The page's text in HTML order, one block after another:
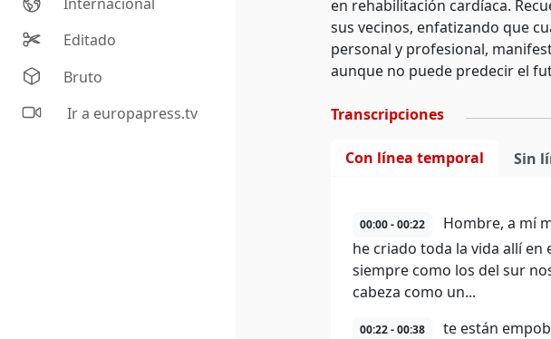
Internacional
Editado
Bruto
Ir a europapress.tv
en rehabilitación cardíaca.
sus vecinos, enfatizando que
personal y profesional,
aunque no puede predecir el
Transcripciones
Con línea temporal Sin
00:00 - 00:22
Hombre, a mí
he criado toda la vida allí en
siempre como los del sur
cabeza como un...
00:22 - 00:38
te están